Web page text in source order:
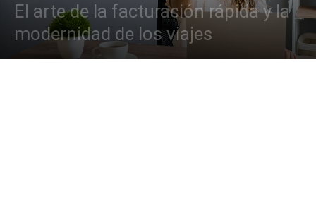
El arte de la facturación rápida y la
modernidad de los viajes